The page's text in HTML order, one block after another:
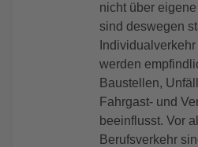
nicht über
sind deswegen
werden
Baustellen,
Fahrgast- und
beeinflusst. Vor
Berufsverkehr